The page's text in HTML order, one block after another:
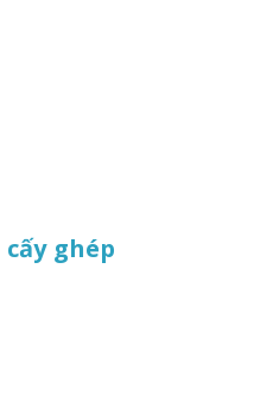
cấy ghép